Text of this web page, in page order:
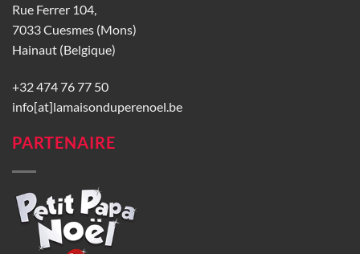
Rue Ferrer 104,
7033 Cuesmes (Mons)
Hainaut (Belgique)
+32 474 76 77 50
info[at]lamaisonduperenoel.be
PARTENAIRE